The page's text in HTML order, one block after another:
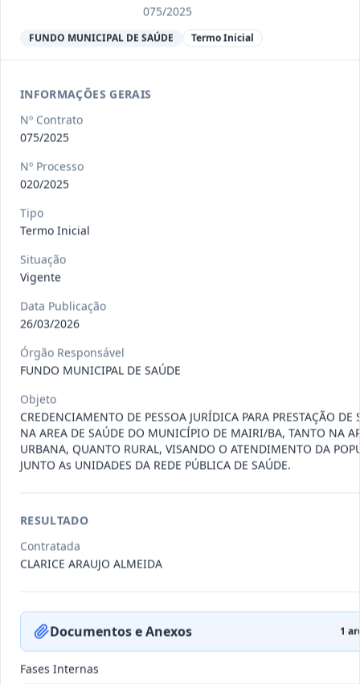
Termo
contrato a contratação de emp
Situação
012-
2023
Termo
Inicial
para apresentação musi
011-
Termo
Inicial
Contratação de empresa especializada
Situação : Encerrado Data :04/08/2026 Ver detalhes
010-
2023
Termo
Constitui o objeto do presente
Situação: Encerrado Data:03/08/2026 Ver detalhes
075/2025
FUNDO MUNICIPAL DE SAÚDE Termo Inicial
INFORMAÇÕES GERAIS
Nº Contrato
075/2025
Nº Processo
020/2025
Tipo
Termo Inicial
Situação
Vigente
Data Publicação
26/03/2026
Órgão Responsável
FUNDO MUNICIPAL DE SAÚDE
Objeto
CREDENCIAMENTO DE PESSOA JURÍDICA PARA PRESTAÇÃO DE
NA AREA DE SAÚDE DO MUNICÍPIO DE MAIRI/BA, TANTO NA
URBANA, QUANTO RURAL, VISANDO O ATENDIMENTO DA
JUNTO As UNIDADES DA REDE PÚBLICA DE SAÚDE.
RESULTADO
Contratada
CLARICE ARAUJO ALMEIDA
Documentos e Anexos 1
Fases Internas